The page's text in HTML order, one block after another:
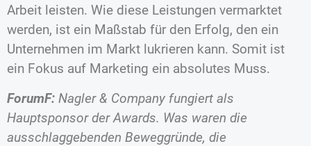
Arbeit leisten. Wie diese Leistungen vermarktet
werden, ist ein Maßstab für den Erfolg, den ein
Unternehmen im Markt lukrieren kann. Somit ist
ein Fokus auf Marketing ein absolutes Muss.
ForumF: Nagler & Company fungiert als
Hauptsponsor der Awards. Was waren die
ausschlaggebenden Beweggründe, die